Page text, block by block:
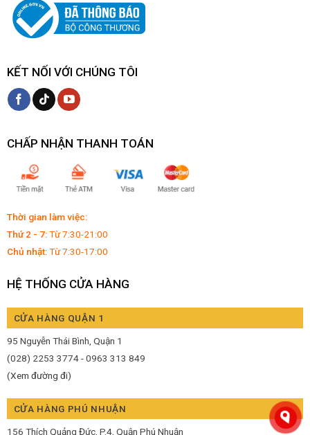
KẾT NỐI VỚI CHÚNG TÔI
CHẤP NHẬN THANH TOÁN
Thời gian làm việc:
Thứ 2 - 7:Từ 7:30-21:00
Chủ nhật:Từ 7:30-17:00
HỆ THỐNG CỬA HÀNG
CỬA HÀNG QUẬN 1
95 Nguyễn Thái Bình, Quận 1
(028) 2253 3774 - 0963 313 849
(Xem đường đi)
CỬA HÀNG PHÚ NHUẬN
156 Thích Quảng Đức, P.4, Quận Phú Nhuận